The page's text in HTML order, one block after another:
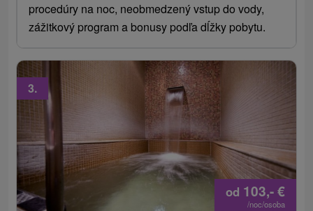
procedúry na noc, neobmedzený vstup do vody,
zážitkový program a bonusy podľa dĺžky pobytu.
od 103,-€
/noc/osoba
3.